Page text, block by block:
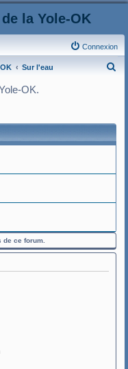
la Yole-OK
Connexion
Sur l'eau
OK.
ce forum.